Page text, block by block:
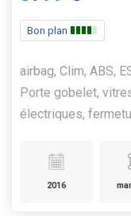
Bon plan
airbag, Clim, ABS,
Porte gobelet,
électriques,
2016